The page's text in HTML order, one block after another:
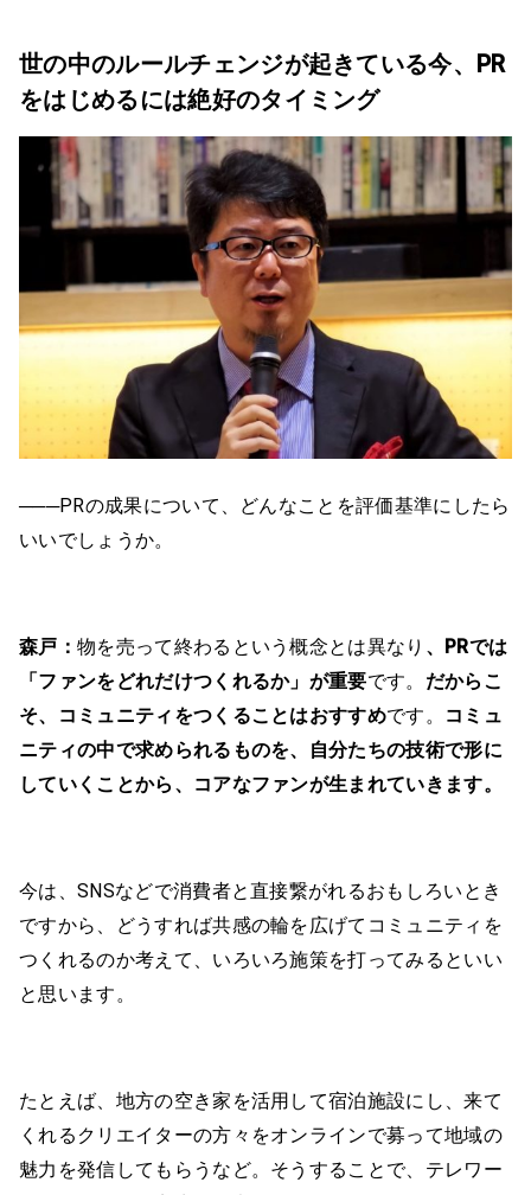
世の中のルールチェンジが起きている今、PR
をはじめるには絶好のタイミング
───PRの成果について、どんなことを評価基準にしたら
いいでしょうか。
森戸： 物を売って終わるという概念とは異なり 、PRでは
「ファンをどれだけつくれるか」が重要です。 だからこ
そ、コミュニティをつくることはおすすめです。
コミュ
ニティの中で求められるものを、自分たちの技術で形に
していくことから、コアなファンが生まれていきます。
今は、SNSなどで消費者と直接繋がれるおもしろいとき
ですから、どうすれば共感の輪を広げてコミュニティを
つくれるのか考えて、いろいろ施策を打ってみるといい
と思います。
たとえば、地方の空き家を活用して宿泊施設にし、来て
くれるクリエイターの方々をオンラインで募って地域の
魅力を発信してもらうなど。そうすることで、テレワー